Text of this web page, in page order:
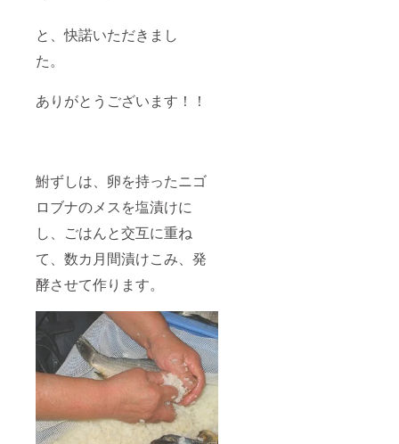
と、快諾いただきまし
た。
ありがとうございます！！
鮒ずしは、卵を持ったニゴ
ロブナのメスを塩漬けに
し、ごはんと交互に重ね
て、数カ月間漬けこみ、発
酵させて作ります。